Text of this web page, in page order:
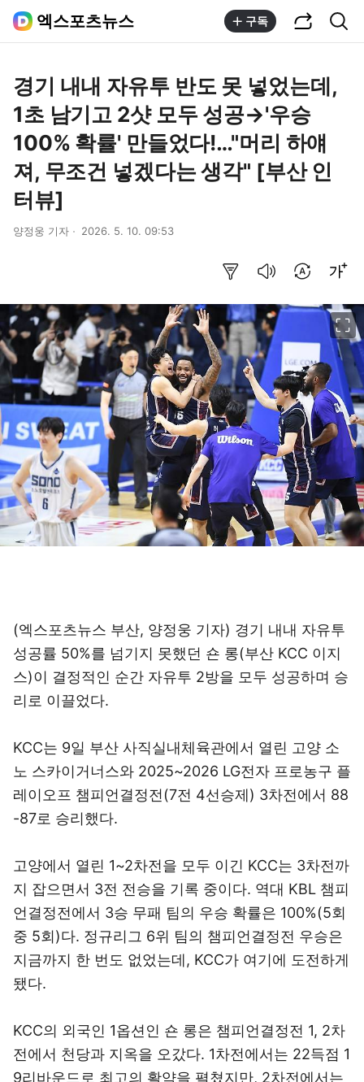
엑스포츠뉴스 구독
경기 내내 자유투 반도 못 넣었는데,
1초 남기고 2샷 모두 성공→'우승
100% 확률' 만들었다!…"머리 하얘
져, 무조건 넣겠다는 생각" [부산 인
터뷰]
양정웅 기자 2026. 5. 10. 09:53
(엑스포츠뉴스 부산, 양정웅 기자) 경기 내내 자유투
성공률 50%를 넘기지 못했던 숀 롱(부산 KCC 이지
스)이 결정적인 순간 자유투 2방을 모두 성공하며 승
리로 이끌었다.
KCC는 9일 부산 사직실내체육관에서 열린 고양 소
노 스카이거너스와 2025~2026 LG전자 프로농구 플
레이오프 챔피언결정전(7전 4선승제) 3차전에서 88
-87로 승리했다.
고양에서 열린 1~2차전을 모두 이긴 KCC는 3차전까
지 잡으면서 3전 전승을 기록 중이다. 역대 KBL 챔피
언결정전에서 3승 무패 팀의 우승 확률은 100%(5회
중 5회)다. 정규리그 6위 팀의 챔피언결정전 우승은
지금까지 한 번도 없었는데, KCC가 여기에 도전하게
됐다.
KCC의 외국인 1옵션인 숀 롱은 챔피언결정전 1, 2차
전에서 천당과 지옥을 오갔다. 1차전에서는 22득점 1
9리바운드로 최고의 활약을 펼쳤지만, 2차전에서는